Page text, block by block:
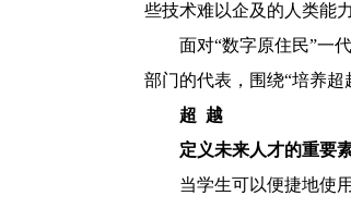
些技术难以企及的人类能力
面对“数字原住民”一
部门的代表，围绕“培养超
超 越
定义未来人才的重要
当学生可以便捷地使